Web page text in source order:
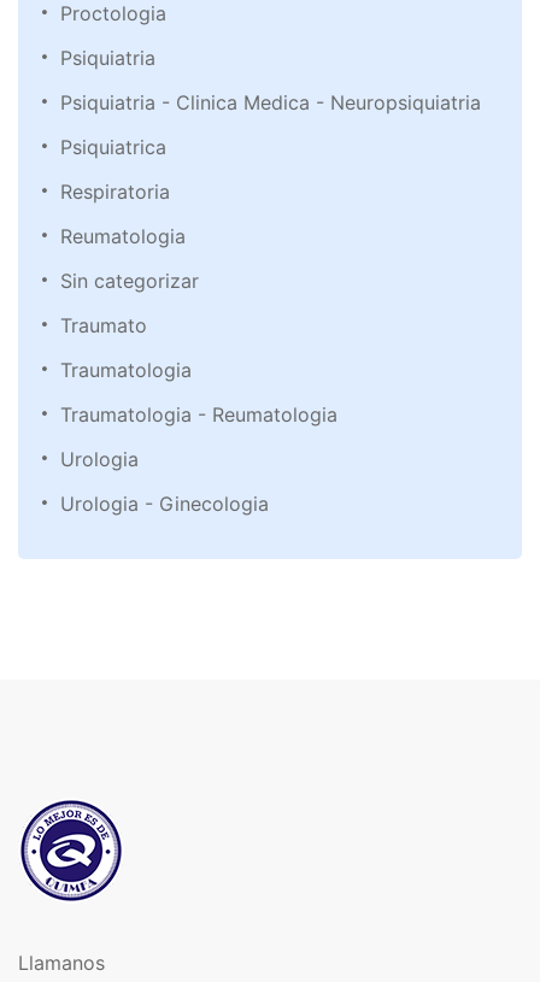
Proctologia
Psiquiatria
Psiquiatria - Clinica Medica - Neuropsiquiatria
Psiquiatrica
Respiratoria
Reumatologia
Sin categorizar
Traumato
Traumatologia
Traumatologia - Reumatologia
Urologia
Urologia - Ginecologia
Llamanos